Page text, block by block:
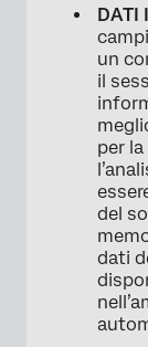
DATI
un
il
per
del
dati